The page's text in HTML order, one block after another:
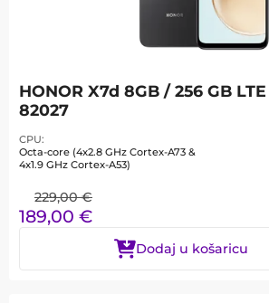
HONOR X7d 8GB / 256 GB
82027
CPU
Octa-core (4x2.8 GHz Cortex-A73 &
4x1.9 GHz Cortex-A53)
229,00 €
189,00 €
Dodaj u košaricu